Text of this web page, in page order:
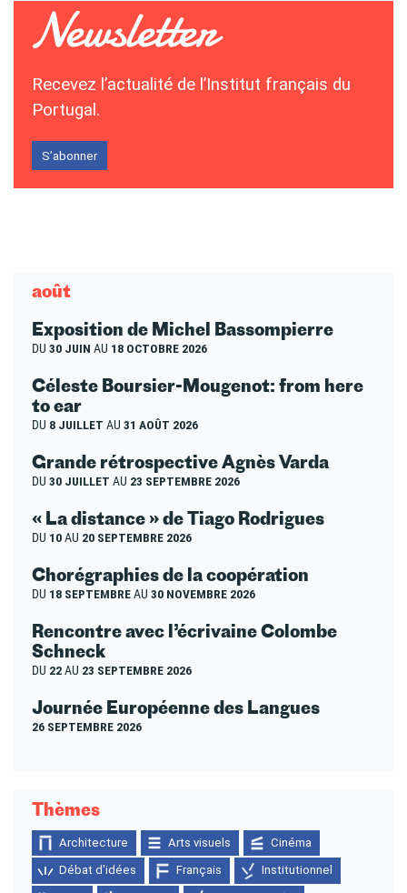
Recevez l’actualité de l’Institut français du
Portugal.
S’abonner
août
Exposition de Michel Bassompierre
DU 30 JUIN AU 18 OCTOBRE 2026
Céleste Boursier-Mougenot: from here
to ear
DU 8 JUILLET AU 31 AOÛT 2026
Grande rétrospective Agnès Varda
DU 30 JUILLET AU 23 SEPTEMBRE 2026
« La distance » de Tiago Rodrigues
DU 10AU 20 SEPTEMBRE 2026
Chorégraphies de la coopération
DU 18 SEPTEMBREAU 30 NOVEMBRE 2026
Rencontre avec l’écrivaine Colombe
Schneck
DU 22AU 23 SEPTEMBRE 2026
Journée Européenne des Langues
26 SEPTEMBRE 2026
Thèmes
Architecture Arts visuels Cinéma
Débat d'idées Français Institutionnel